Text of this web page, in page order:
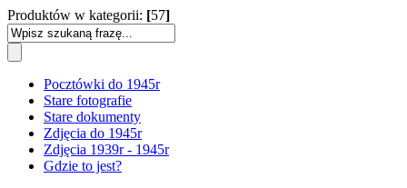
Produktów w kategorii: [57]
Pocztówki do 1945r
Stare fotografie
Stare dokumenty
Zdjęcia do 1945r
Zdjęcia 1939r - 1945r
Gdzie to jest?